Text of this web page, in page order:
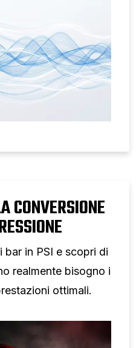
CONVERSIONE
bar in PSI e scopri di
realmente bisogno i
ottimali.